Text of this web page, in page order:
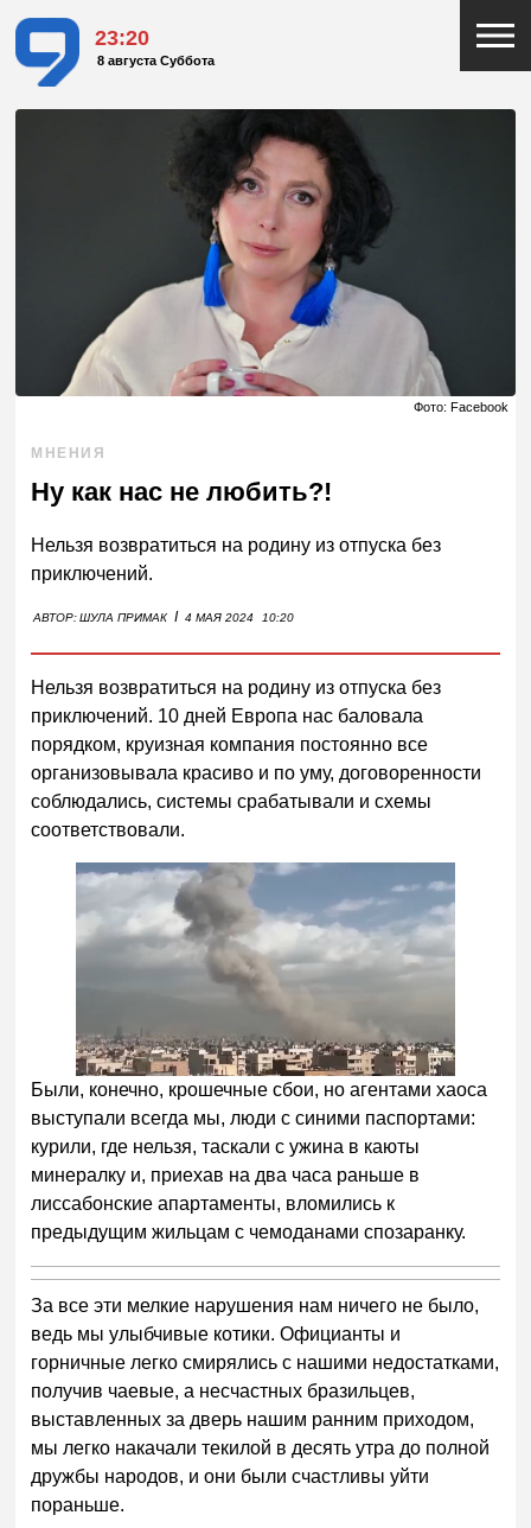
23:20
8 августа Суббота
Фото: Facebook
МНЕНИЯ
Ну как нас не любить?!
Нельзя возвратиться на родину из отпуска без
приключений.
АВТОР:ШУЛА ПРИМАК I 4 МАЯ 2024 10:20
Нельзя возвратиться на родину из отпуска без
приключений. 10 дней Европа нас баловала
порядком, круизная компания постоянно все
организовывала красиво и по уму, договоренности
соблюдались, системы срабатывали и схемы
соответствовали.
Были, конечно, крошечные сбои, но агентами хаоса
выступали всегда мы, люди с синими паспортами:
курили, где нельзя, таскали с ужина в каюты
минералку и, приехав на два часа раньше в
лиссабонские апартаменты, вломились к
предыдущим жильцам с чемоданами спозаранку.
За все эти мелкие нарушения нам ничего не было,
ведь мы улыбчивые котики. Официанты и
горничные легко смирялись с нашими недостатками,
получив чаевые, а несчастных бразильцев,
выставленных за дверь нашим ранним приходом,
мы легко накачали текилой в десять утра до полной
дружбы народов, и они были счастливы уйти
пораньше.